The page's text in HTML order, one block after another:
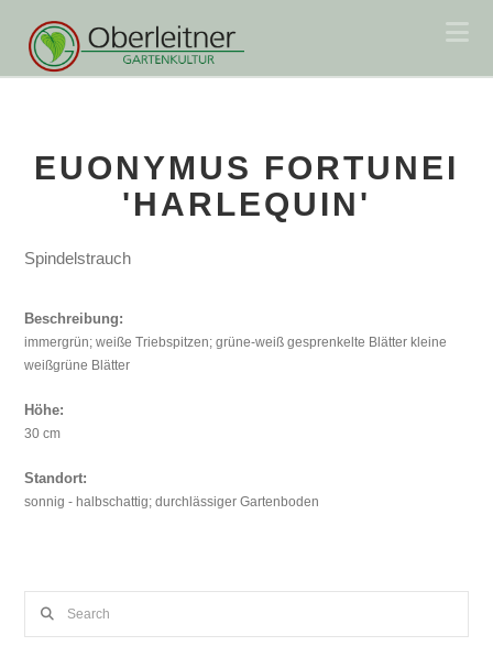
EUONYMUS FORTUNEI
'HARLEQUIN'
Spindelstrauch
Beschreibung:
immergrün; weiße Triebspitzen; grüne-weiß gesprenkelte Blätter kleine
weißgrüne Blätter
Höhe:
30 cm
Standort:
sonnig - halbschattig; durchlässiger Gartenboden